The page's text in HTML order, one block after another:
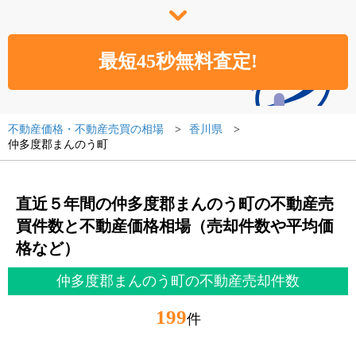
不動産価格・不動産売買の相場
香川県
仲多度郡まんのう町
直近５年間の仲多度郡まんのう町の不動産売
買件数と不動産価格相場（売却件数や平均価
格など）
仲多度郡まんのう町の不動産売却件数
199件